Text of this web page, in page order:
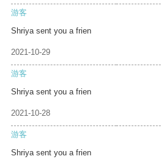
游客
Shriya sent you a frien
2021-10-29
游客
Shriya sent you a frien
2021-10-28
游客
Shriya sent you a frien